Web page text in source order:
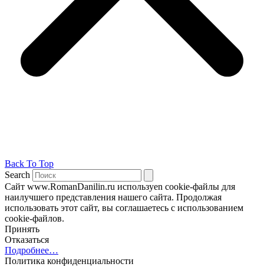
Back To Top
Search
Сайт www.RomanDanilin.ru используеn cookie-файлы для
наилучшего представления нашего сайта. Продолжая
использовать этот сайт, вы соглашаетесь с использованием
cookie-файлов.
Принять
Отказаться
Подробнее…
Политика конфиденциальности